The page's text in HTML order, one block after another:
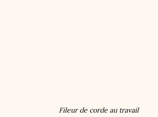
Fileur de corde au travail